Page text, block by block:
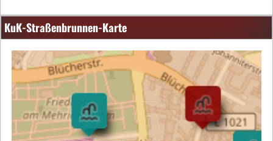
KuK-Straßenbrunnen-Karte